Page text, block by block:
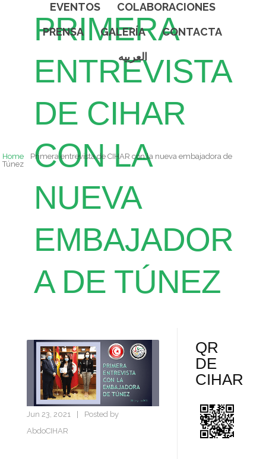
EVENTOS
COLABORACIONES
PRENSA
GALERÍA
CONTACTA
العربيه
PRIMERA
ENTREVISTA
DE CIHAR
CON LA
NUEVA
EMBAJADOR
A DE TÚNEZ
Home
Primera entrevista de CIHAR con la nueva embajadora de
Túnez
Jun 23, 2021
Posted by
AbdoCIHAR
QR
DE
CIHAR